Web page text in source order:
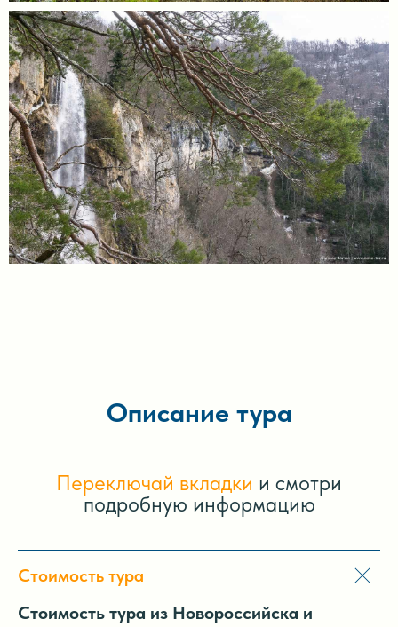
Описание тура
Переключай вкладки и смотри
подробную информацию
Стоимость тура
Стоимость тура из Новороссийска и